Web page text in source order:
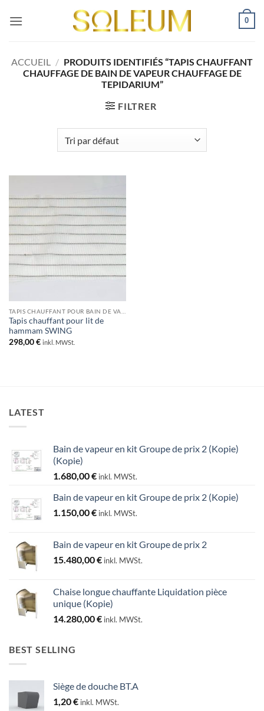
0
ACCUEIL / PRODUITS IDENTIFIÉS “TAPIS CHAUFFANT
CHAUFFAGE DE BAIN DE VAPEUR CHAUFFAGE DE
TEPIDARIUM”
FILTRER
Tapis chauffant pour lit de
hammam SWING
298,00€ inkl. MWSt.
LATEST
Bain de vapeur en kit Groupe de prix 2 (Kopie)
(Kopie)
1.680,00€ inkl. MWSt.
Bain de vapeur en kit Groupe de prix 2 (Kopie)
1.150,00€ inkl. MWSt.
Bain de vapeur en kit Groupe de prix 2
15.480,00€ inkl. MWSt.
Chaise longue chauffante Liquidation pièce
unique (Kopie)
14.280,00€ inkl. MWSt.
BEST SELLING
Siège de douche BT.A
1,20€ inkl. MWSt.